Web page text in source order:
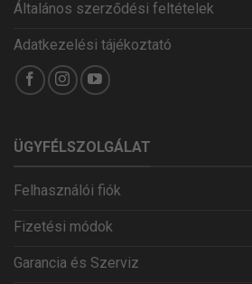
Általános szerződési feltételek
Adatkezelési tájékoztató
ÜGYFÉLSZOLGÁLAT
Felhasználói fiók
Fizetési módok
Garancia és Szerviz